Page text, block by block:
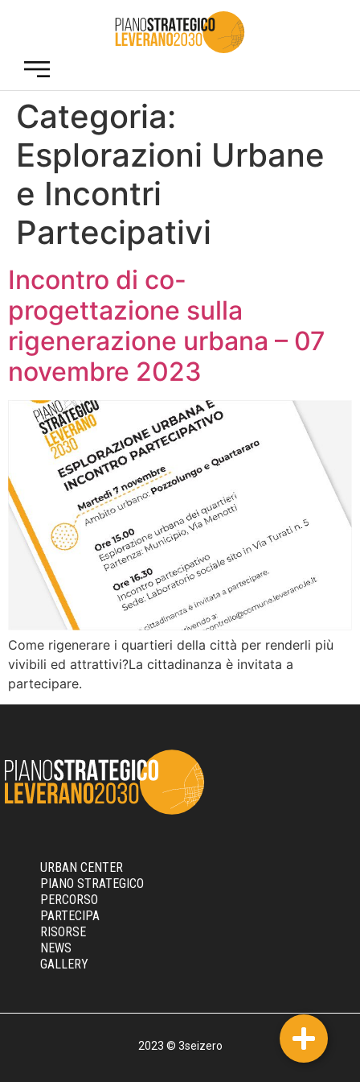
Categoria:
Esplorazioni Urbane
e Incontri
Partecipativi
Incontro di co-
progettazione sulla
rigenerazione urbana – 07
novembre 2023
Come rigenerare i quartieri della città per renderli più
vivibili ed attrattivi?La cittadinanza è invitata a
partecipare.
URBAN CENTER
PIANO STRATEGICO
PERCORSO
PARTECIPA
RISORSE
NEWS
GALLERY
2023 © 3seizero